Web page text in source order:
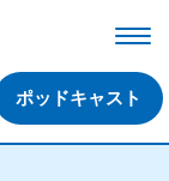
ポッドキャスト